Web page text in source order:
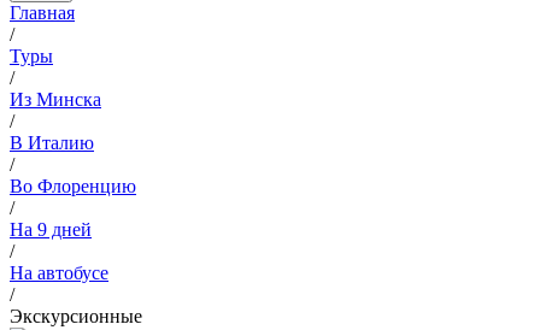
Главная
/
Туры
/
Из Минска
/
В Италию
/
Во Флоренцию
/
На 9 дней
/
На автобусе
/
Экскурсионные